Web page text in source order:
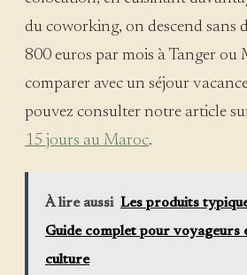
du coworking, on descend sans
800 euros par mois à Tanger ou
comparer avec un séjour
pouvez consulter notre article
15 jours au Maroc.
À lire aussi Les produits
Guide complet pour voyageurs
culture